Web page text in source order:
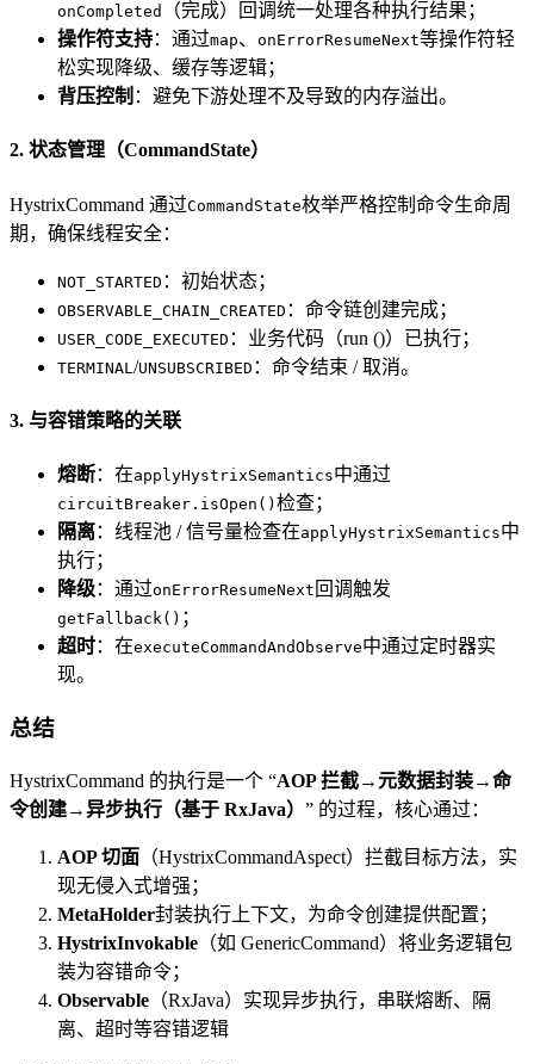
onCompleted
（完成）回调统一处理各种执行结果；
操作符支持：通过map、 onErrorResumeNext等操作符轻
松实现降级、缓存等逻辑；
背压控制 ：避免下游处理不及导致的内存溢出。
2. 状态管理（CommandState）
HystrixCommand 通过CommandState枚举严格控制命令生命周
期，确保线程安全：
NOT_STARTED ：初始状态；
OBSERVABLE_CHAIN_CREATED ：命令链创建完成；
USER_CODE_EXECUTED ：业务代码（run ()）已执行；
TERMINAL /UNSUBSCRIBED ：命令结束 / 取消。
3. 与容错策略的关联
熔断：在applyHystrixSemantics中通过
circuitBreaker.isOpen() 检查；
隔离：线程池 / 信号量检查在applyHystrixSemantics中
执行；
降级：通过onErrorResumeNext 回调触发
getFallback() ；
超时：在executeCommandAndObserve中通过定时器实
现。
总结
HystrixCommand 的执行是一个 “AOP 拦截→元数据封装→命
令创建→异步执行（基于 RxJava） ” 的过程，核心通过：
AOP 切面 （HystrixCommandAspect）拦截目标方法，实
现无侵入式增强；
MetaHolder封装执行上下文，为命令创建提供配置；
HystrixInvokable （如 GenericCommand）将业务逻辑包
装为容错命令；
Observable （RxJava）实现异步执行，串联熔断、隔
离、超时等容错逻辑